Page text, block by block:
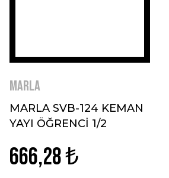
MARLA
MARLA SVB-124 KEMAN
YAYI ÖĞRENCİ 1/2
666,28 ₺